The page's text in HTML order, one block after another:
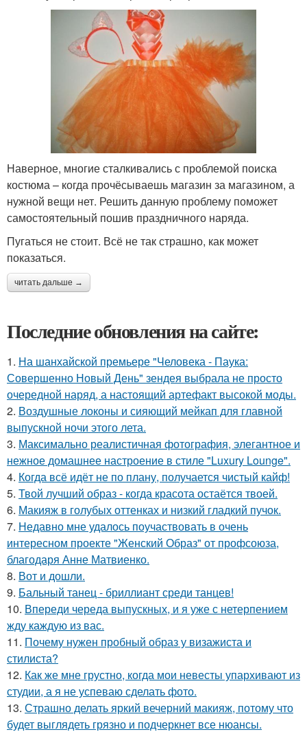
Наверное, многие сталкивались с проблемой поиска
костюма – когда прочёсываешь магазин за магазином, а
нужной вещи нет. Решить данную проблему поможет
самостоятельный пошив праздничного наряда.
Пугаться не стоит. Всё не так страшно, как может
показаться.
читать дальше →
Последние обновления на сайте:
1. На шанхайской премьере "Человека - Паука:
Совершенно Новый День" зендея выбрала не просто
очередной наряд, а настоящий артефакт высокой моды.
2. Воздушные локоны и сияющий мейкап для главной
выпускной ночи этого лета.
3. Максимально реалистичная фотография, элегантное и
нежное домашнее настроение в стиле "Luxury Lounge".
4. Когда всё идёт не по плану, получается чистый кайф!
5. Твой лучший образ - когда красота остаётся твоей.
6. Макияж в голубых оттенках и низкий гладкий пучок.
7. Недавно мне удалось поучаствовать в очень
интересном проекте "Женский Образ" от профсоюза,
благодаря Анне Матвиенко.
8. Вот и дошли.
9. Бальный танец - бриллиант среди танцев!
10. Впереди череда выпускных, и я уже с нетерпением
жду каждую из вас.
11. Почему нужен пробный образ у визажиста и
стилиста?
12. Как же мне грустно, когда мои невесты упархивают из
студии, а я не успеваю сделать фото.
13. Страшно делать яркий вечерний макияж, потому что
будет выглядеть грязно и подчеркнет все нюансы.